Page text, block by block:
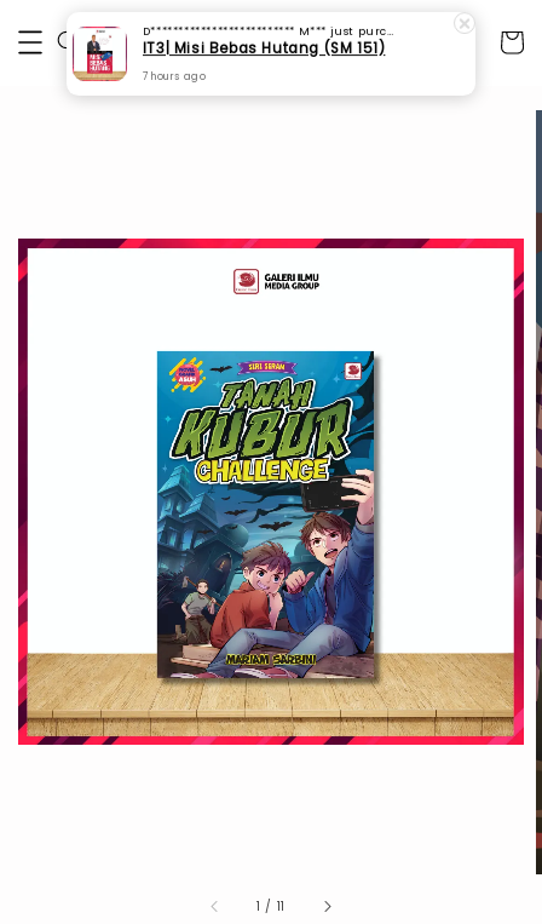
1 / 11
D************************** M*** just purchased
IT3| Misi Bebas Hutang (SM 151)
7 hours ago